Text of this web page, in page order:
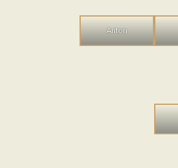
Anton